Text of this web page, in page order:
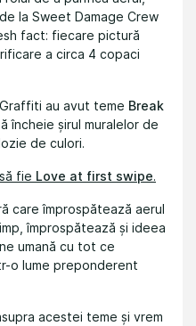
la Sweet Damage Crew
fact: fiecare pictură
a circa 4 copaci
au avut teme Break
încheie șirul muralelor de
de culori.
fie Love at first swipe.
care împrospătează aerul
împrospătează și ideea
umană cu tot ce
o lume preponderent
acestei teme și vrem